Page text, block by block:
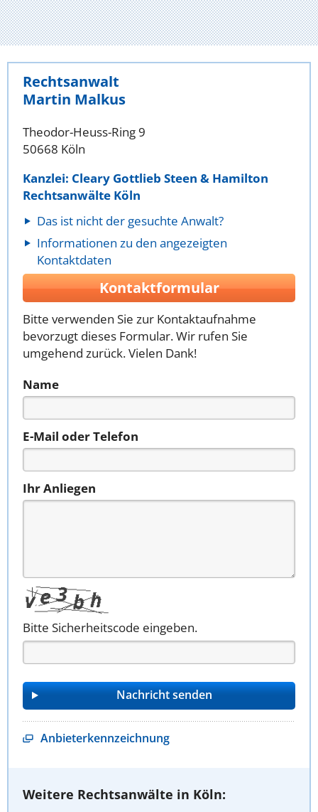
Rechtsanwalt
Martin Malkus
Theodor-Heuss-Ring 9
50668 Köln
Kanzlei: Cleary Gottlieb Steen & Hamilton
Rechtsanwälte Köln
Das ist nicht der gesuchte Anwalt?
Informationen zu den angezeigten
Kontaktdaten
Kontaktformular
Bitte verwenden Sie zur Kontaktaufnahme
bevorzugt dieses Formular. Wir rufen Sie
umgehend zurück. Vielen Dank!
Name
E-Mail oder Telefon
Ihr Anliegen
Bitte Sicherheitscode eingeben.
Anbieterkennzeichnung
Weitere Rechtsanwälte in Köln: